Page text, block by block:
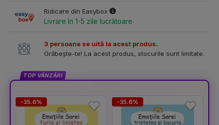
Ridicare din Easybox
Livrare în 1-5 zile lucrătoare
3 persoane se uită la acest produs.
Grăbește-te! La acest produs, stocurile sunt limitate.
TOP VÂNZĂRI
-35.6% -35.6%